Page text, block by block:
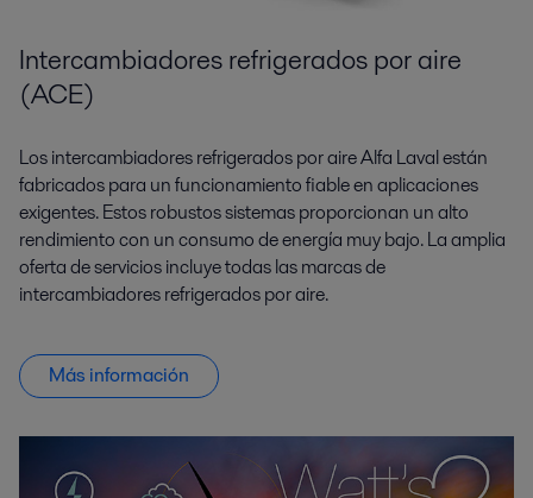
Intercambiadores refrigerados por aire
(ACE)
Los intercambiadores refrigerados por aire Alfa Laval están
fabricados para un funcionamiento fiable en aplicaciones
exigentes. Estos robustos sistemas proporcionan un alto
rendimiento con un consumo de energía muy bajo. La amplia
oferta de servicios incluye todas las marcas de
intercambiadores refrigerados por aire.
Más información